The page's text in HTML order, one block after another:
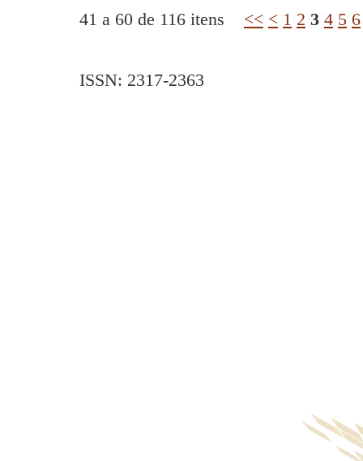
41 a 60 de 116 itens << < 1 2 3 4 5 6
ISSN: 2317-2363